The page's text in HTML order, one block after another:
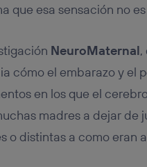
que esa sensación no
NeuroMaternal,
cómo el embarazo y el
en los que el
madres a dejar de
o distintas a como eran